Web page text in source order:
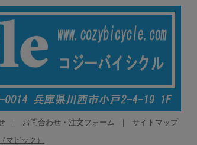
お問合わせ・注文フォーム サイトマップ
マビック）